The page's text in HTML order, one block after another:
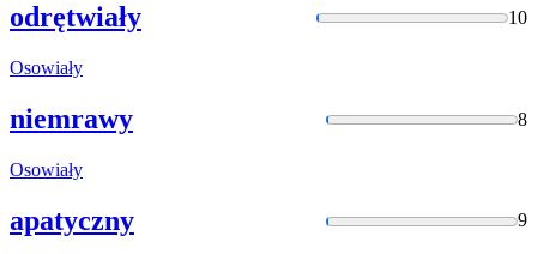
odrętwiały 10
Osowiały
niemrawy 8
Osowiały
apatyczny 9